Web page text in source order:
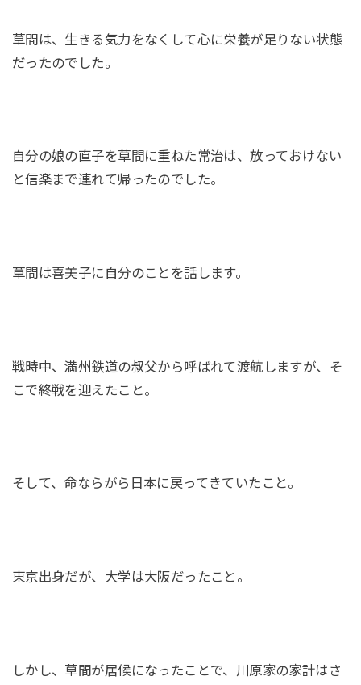
草間は、生きる気力をなくして心に栄養が足りない状態
だったのでした。
自分の娘の直子を草間に重ねた常治は、放っておけない
と信楽まで連れて帰ったのでした。
草間は喜美子に自分のことを話します。
戦時中、満州鉄道の叔父から呼ばれて渡航しますが、そ
こで終戦を迎えたこと。
そして、命ならがら日本に戻ってきていたこと。
東京出身だが、大学は大阪だったこと。
しかし、草間が居候になったことで、川原家の家計はさ